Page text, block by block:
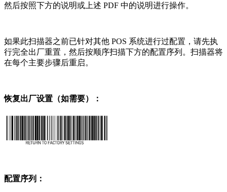
然后按照下方的说明或上述 PDF 中的说明进行操作。
如果此扫描器之前已针对其他 POS 系统进行过配置，请先执
行完全出厂重置，然后按顺序扫描下方的配置序列。扫描器将
在每个主要步骤后重启。
恢复出厂设置（如需要）：
配置序列：